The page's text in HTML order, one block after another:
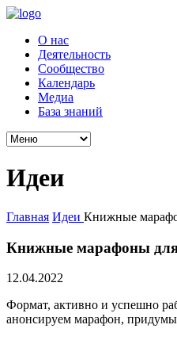
О нас
Деятельность
Сообщество
Календарь
Медиа
База знаний
Идеи
Главная Идеи Книжные
Книжные марафоны для
12.04.2022
Формат, активно и успешно
анонсируем марафон,